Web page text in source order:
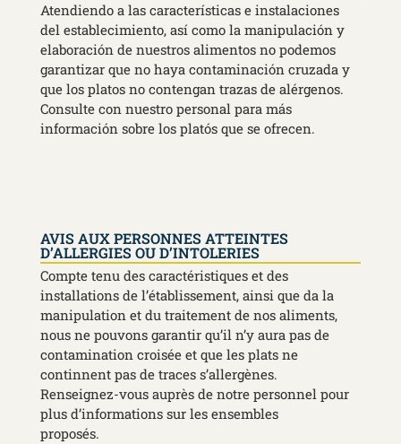
Atendiendo a las características e instalaciones
del establecimiento, así como la manipulación y
elaboración de nuestros alimentos no podemos
garantizar que no haya contaminación cruzada y
que los platos no contengan trazas de alérgenos.
Consulte con nuestro personal para más
información sobre los platós que se ofrecen.
AVIS AUX PERSONNES ATTEINTES
D’ALLERGIES OU D’INTOLERIES
Compte tenu des caractéristiques et des
installations de l’établissement, ainsi que da la
manipulation et du traitement de nos aliments,
nous ne pouvons garantir qu’il n’y aura pas de
contamination croisée et que les plats ne
continnent pas de traces s’allergènes.
Renseignez-vous auprès de notre personnel pour
plus d’informations sur les ensembles
proposés.